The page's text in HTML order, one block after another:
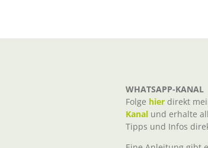
WHATSAPP-KANAL
Folge hier direkt
Kanal und erhalte
Tipps und Infos